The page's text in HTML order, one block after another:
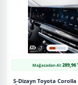
Mağazadan Al:289,96
S-Dizayn Toyota